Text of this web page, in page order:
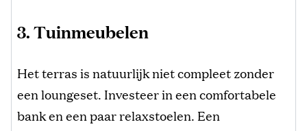
3. Tuinmeubelen
Het terras is natuurlijk niet compleet zonder
een loungeset. Investeer in een comfortabele
bank en een paar relaxstoelen. Een